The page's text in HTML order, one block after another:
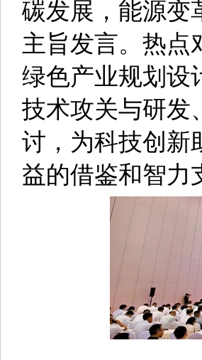
由成都市生态
中心承办，中贸
资集团有限公司
邀请到来自中国
斌，国家生态环
主任胡保林，
围绕“十四五”
碳发展，能源
主旨发言。热
绿色产业规划